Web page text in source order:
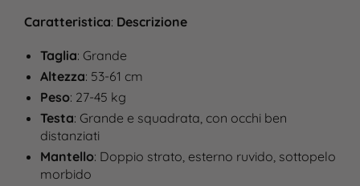
Caratteristica: Descrizione
Taglia: Grande
Altezza: 53-61 cm
Peso: 27-45 kg
Testa: Grande e squadrata, con occhi ben
distanziati
Mantello: Doppio strato, esterno ruvido, sottopelo
morbido